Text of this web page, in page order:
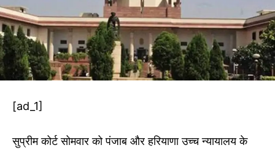
[ad_1]
सुप्रीम कोर्ट सोमवार को पंजाब और हरियाणा उच्च न्यायालय के